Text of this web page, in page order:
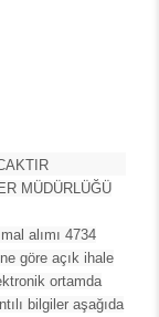
MÜDÜRLÜĞÜ
mal alımı 4734
göre açık ihale
ortamda
bilgiler aşağıda